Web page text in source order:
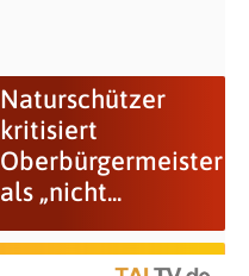
Naturschützer
kritisiert
Oberbürgermeister
als „nicht...